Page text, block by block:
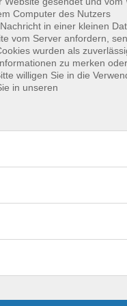
Computer des Nutzers
in einer kleinen
vom Server anfordern,
wurden als
zu merken
willigen Sie in die
in unseren